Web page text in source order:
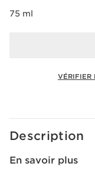
75 ml
VÉRIFIER
Description
En savoir plus